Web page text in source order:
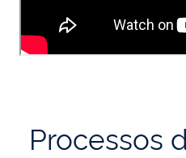
Processos